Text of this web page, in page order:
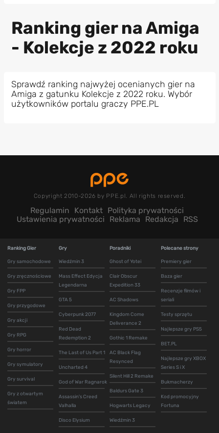
Ranking gier na Amiga
- Kolekcje z 2022 roku
Sprawdź ranking najwyżej ocenianych gier na
Amiga z gatunku Kolekcje z 2022 roku. Wybór
użytkowników portalu graczy PPE.PL
Copyright 2010-2026 by PPE.pl. All rights reserved.
Regulamin Kontakt Polityka prywatności
Ustawienia prywatności
Reklama Redakcja RSS
Ranking Gier
Gry samochodowe
Gry zręcznościowe
Gry FPP
Gry przygodowe
Gry akcji
Gry RPG
Gry horror
Gry symulatory
Gry survival
Gry z otwartym
światem
Gry
Wiedźmin 3
Mass Effect Edycja
Legendarna
GTA 5
Cyberpunk 2077
Red Dead
Redemption 2
The Last of Us Part 1
Uncharted 4
God of War Ragnarok
Assassin's Creed
Valhalla
Disco Elysium
Poradniki
Ghost of Yotei
Clair Obscur
Expedition 33
AC Shadows
Kingdom Come
Deliverance 2
Gothic 1 Remake
AC Black Flag
Resynced
Silent Hill 2 Remake
Baldurs Gate 3
Hogwarts Legacy
Wiedźmin 3
Polecane strony
Premiery gier
Baza gier
Recenzje filmów i
seriali
Testy sprzętu
Najlepsze gry PS5
BET.PL
Najlepsze gry XBOX
Series S i X
Bukmacherzy
Kod promocyjny
Fortuna